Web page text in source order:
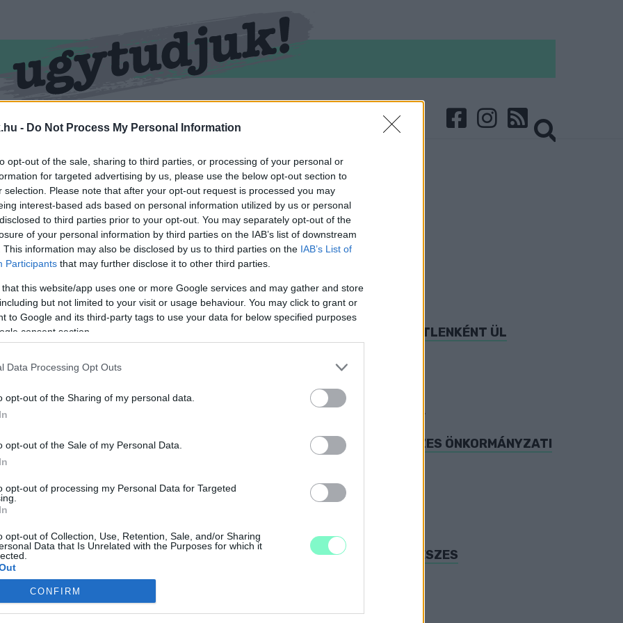
- Do Not Process My Personal Information
opt-out of the sale, sharing to third parties, or processing of your personal or
for targeted advertising by us, please use the below opt-out section to
selection. Please note that after your opt-out request is processed you may
interest-based ads based on personal information utilized by us or personal
to third parties prior to your opt-out. You may separately opt-out of the
of your personal information by third parties on the IAB’s list of downstream
This information may also be disclosed by us to third parties on the IAB’s List of
Participants that may further disclose it to other third parties.
that this website/app uses one or more Google services and may gather and store
but not limited to your visit or usage behaviour. You may click to grant or
to Google and its third-party tags to use your data for below specified purposes
consent section.
Data Processing Opt Outs
opt-out of the Sharing of my personal data.
opt-out of the Sale of my Personal Data.
opt-out of processing my Personal Data for Targeted
opt-out of Collection, Use, Retention, Sale, and/or Sharing
Data that Is Unrelated with the Purposes for which it
CONFIRM
KŐSZEG SPORT ZÖLD HÍREK
ellátva.
RÓBERT ÖNKORMÁNYZATI KÉPVISELŐ KILÉP A PÁRTBÓL, FÜGGETLENKÉNT ÜL
fel a “kamu” Magyar Péternek aláírásokat gyűjtő fideszes Varga Károlyt.
FÉRFIT LÁTOTT FIZETNI A SÁRVÁRI LIDLBEN AZ EGYIK HELYI FIDESZES ÖNKORMÁNYZATI
Kozlovszki Marianna szerint a gender veszélyes.
MÉLTATLANSÁGI ELJÁRÁST KEZDEMÉNYEZNI A SÁRVÁRI FIDESZES
ELLENZÉKI KÉPVISELŐVEL SZEMBEN